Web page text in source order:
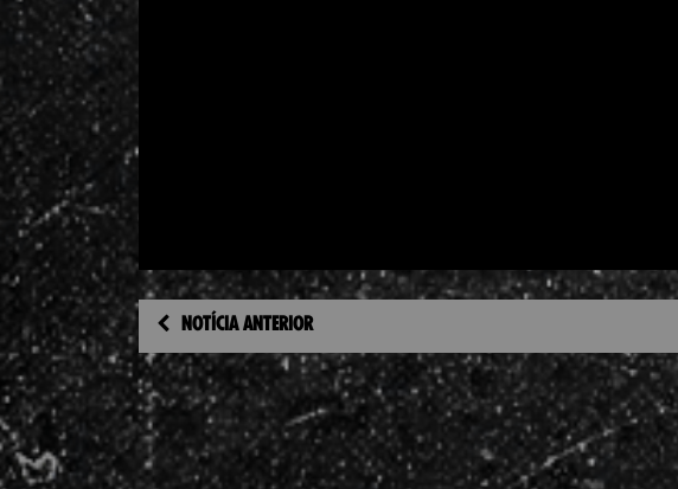
NOTÍCIA ANTERIOR